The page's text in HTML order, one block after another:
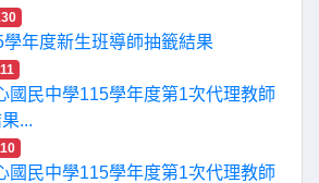
年度新生班導師抽籤結果
國民中學115學年度第1次代理教師
...
國民中學115學年度第1次代理教師